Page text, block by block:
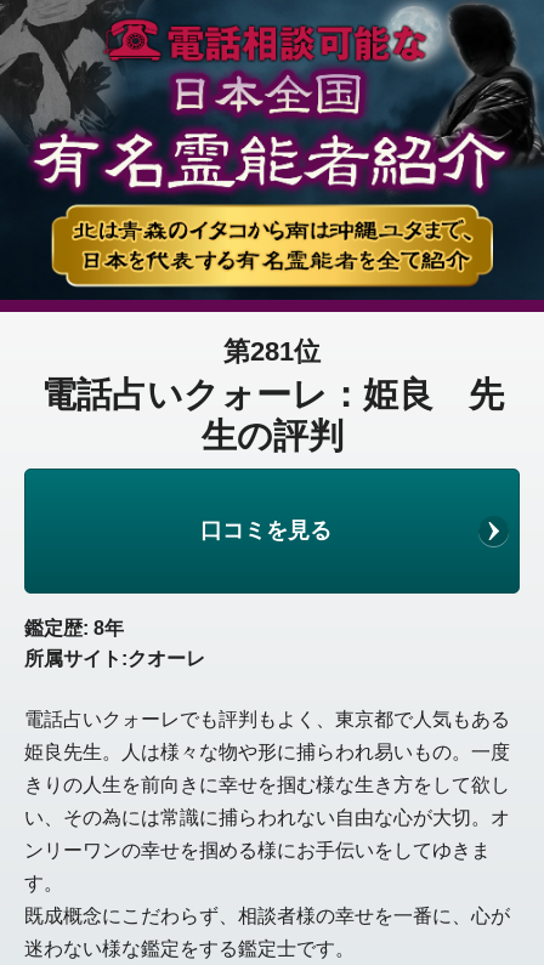
第281位
電話占いクォーレ：姫良 先
生の評判
口コミを見る
鑑定歴: 8年
所属サイト:クオーレ
電話占いクォーレでも評判もよく、東京都で人気もある
姫良先生。人は様々な物や形に捕らわれ易いもの。一度
きりの人生を前向きに幸せを掴む様な生き方をして欲し
い、その為には常識に捕らわれない自由な心が大切。オ
ンリーワンの幸せを掴める様にお手伝いをしてゆきま
す。
既成概念にこだわらず、相談者様の幸せを一番に、心が
迷わない様な鑑定をする鑑定士です。